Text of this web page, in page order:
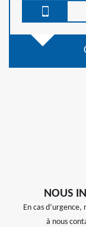
NOUS
En cas
à nous